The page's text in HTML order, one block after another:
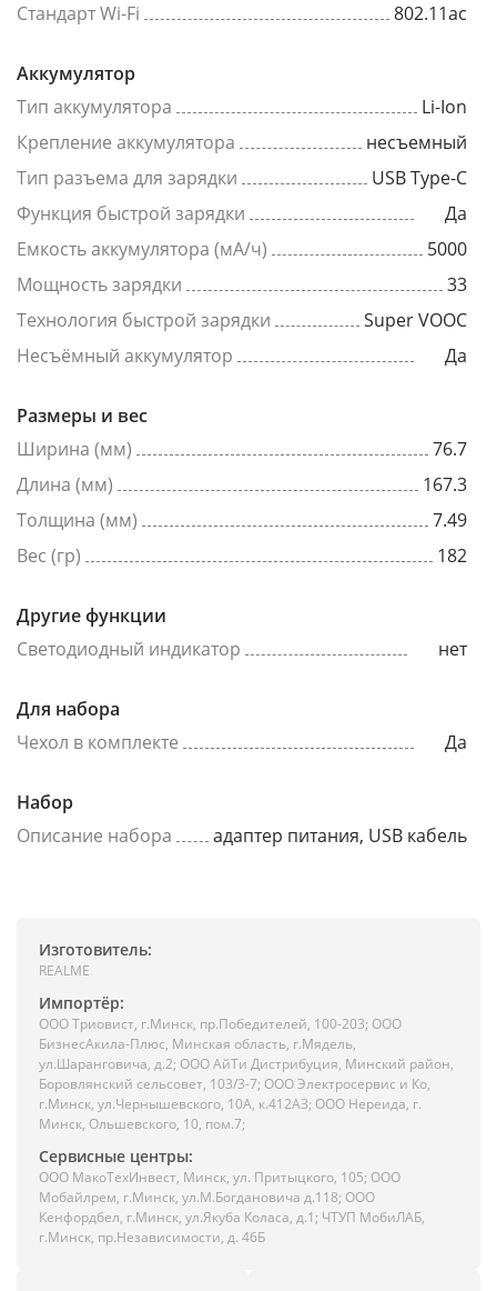
Стандарт Wi-Fi
802.11ac
Аккумулятор
Тип аккумулятора
Li-Ion
Крепление аккумулятора
несъемный
Тип разъема для зарядки
USB Type-C
Функция быстрой зарядки
Да
Емкость аккумулятора (мА/ч)
5000
Мощность зарядки
33
Технология быстрой зарядки
Super VOOC
Несъёмный аккумулятор
Да
Размеры и вес
Ширина (мм)
76.7
Длина (мм)
167.3
Толщина (мм)
7.49
Вес (гр)
182
Другие функции
Светодиодный индикатор
нет
Для набора
Чехол в комплекте
Да
Набор
Описание набора
адаптер питания, USB кабель
Изготовитель:
REALME
Импортёр:
ООО Триовист, г.Минск, пр.Победителей, 100-203; ООО
БизнесАкила-Плюс, Минская область, г.Мядель,
ул.Шаранговича, д.2; ООО АйТи Дистрибуция, Минский район,
Боровлянский сельсовет, 103/3-7; ООО Электросервис и Ко,
г.Минск, ул.Чернышевского, 10А, к.412АЗ; ООО Нереида, г.
Минск, Ольшевского, 10, пом.7;
Сервисные центры:
ООО МакоТехИнвест, Минск, ул. Притыцкого, 105; ООО
Мобайлрем, г.Минск, ул.М.Богдановича д.118; ООО
Кенфордбел, г.Минск, ул.Якуба Коласа, д.1; ЧТУП МобиЛАБ,
г.Минск, пр.Независимости, д. 46Б